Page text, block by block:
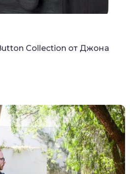
Collection от Джона